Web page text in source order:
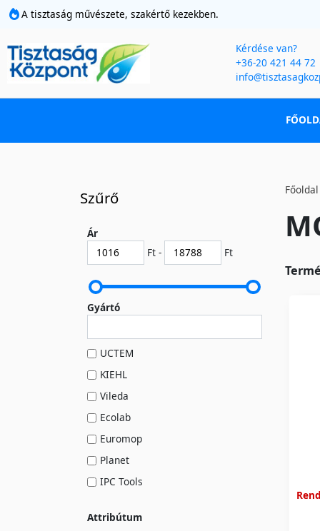
A tisztaság művészete, szakértő kezekben.
Kérdése van?
+36-20 421 44 72
Szűrő
Ár
Ft -
Ft
Gyártó
UCTEM
KIEHL
Vileda
Ecolab
Euromop
Planet
IPC Tools
Attribútum
Főoldal